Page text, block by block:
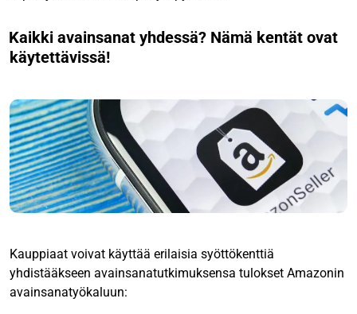
Kaikki avainsanat yhdessä? Nämä kentät ovat
käytettävissä!
Kauppiaat voivat käyttää erilaisia syöttökenttiä
yhdistääkseen avainsanatutkimuksensa tulokset Amazonin
avainsanatyökaluun: